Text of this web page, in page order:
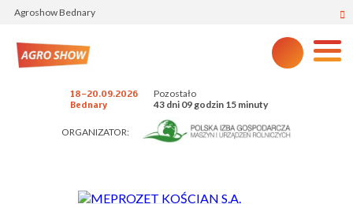
Agroshow Bednary
18-20.09.2026
Bednary
Pozostało
43 dni 09 godzin 15 minuty
ORGANIZATOR: